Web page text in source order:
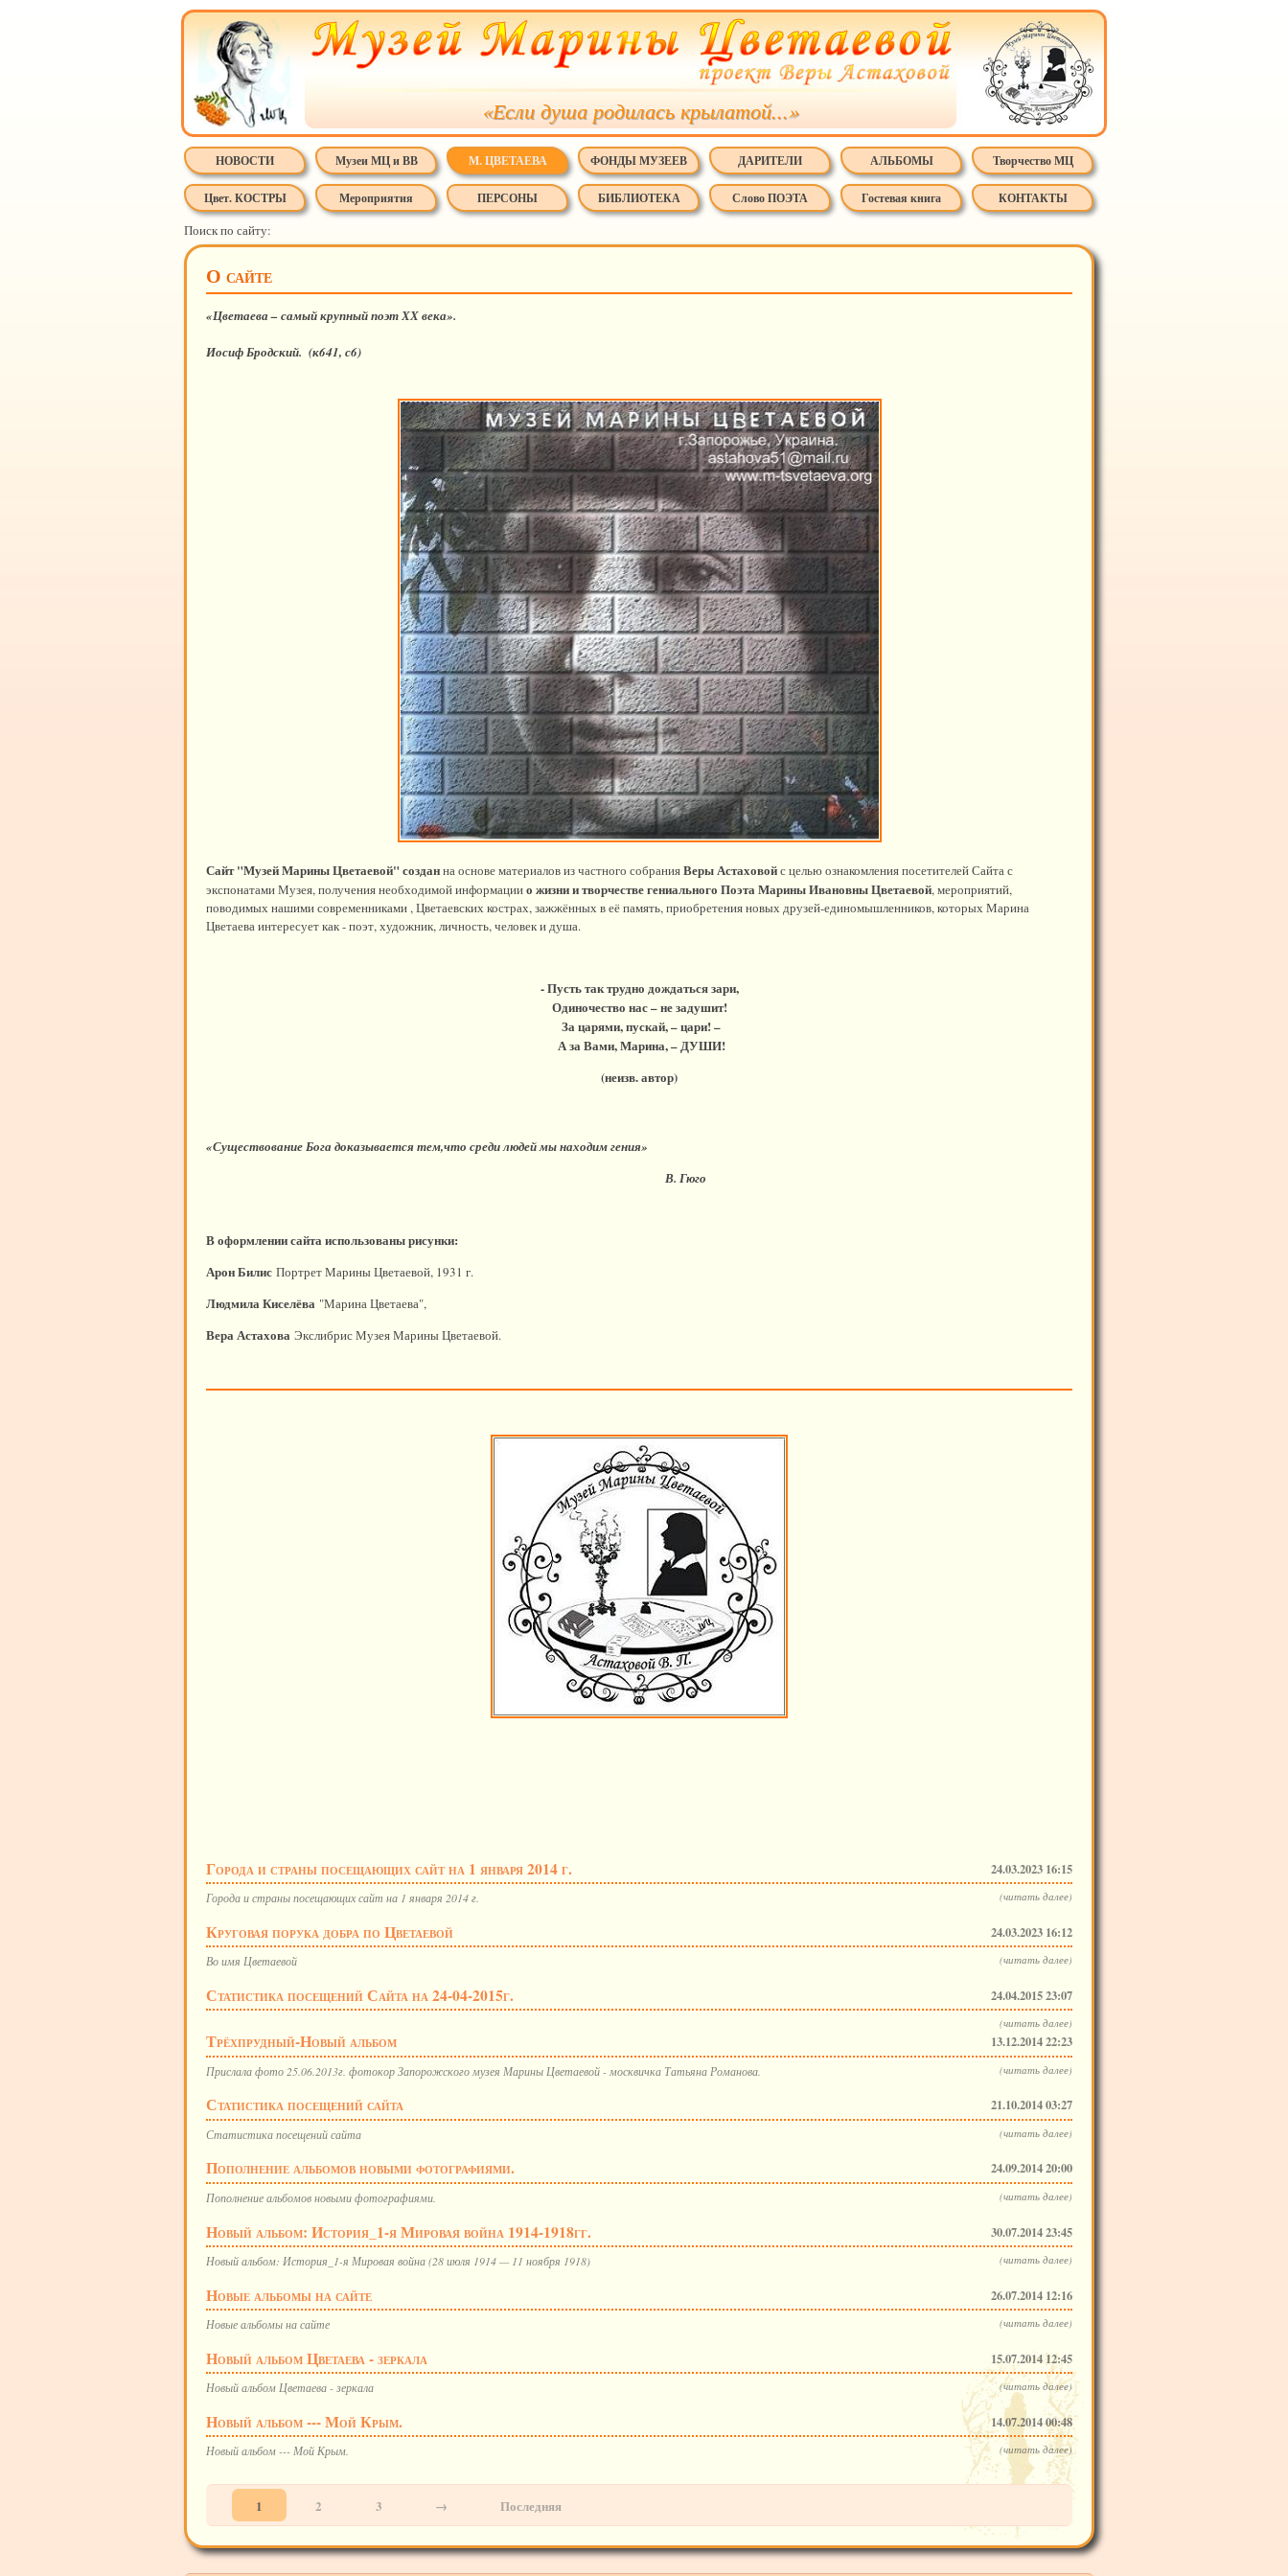
«Если душа родилась крылатой...»
НОВОСТИ Музеи МЦ и ВВ М. ЦВЕТАЕВА ФОНДЫ МУЗЕЕВ ДАРИТЕЛИ АЛЬБОМЫ Творчество МЦ
Цвет. КОСТРЫ Мероприятия ПЕРСОНЫ БИБЛИОТЕКА Слово ПОЭТА Гостевая книга КОНТАКТЫ
Поиск по сайту:
О сайте
«Цветаева – самый крупный поэт ХХ века».
Иосиф Бродский. (к641, с6)
Сайт "Музей Марины Цветаевой" созданна основе материалов из частного собранияВеры Астаховойс целью ознакомления посетителей Сайта с
экспонатами Музея, получения необходимой информациио жизни и творчестве гениального Поэта Марины Ивановны Цветаевой, мероприятий,
поводимых нашими современниками , Цветаевских кострах, зажжённых в её память, приобретения новых друзей-единомышленников, которых Марина
Цветаева интересует как - поэт, художник, личность, человек и душа.
- Пусть так трудно дождаться зари,
Одиночество нас – не задушит!
За царями, пускай, – цари! –
А за Вами, Марина, – ДУШИ!
(неизв. автор)
«Существование Бога доказывается тем,что среди людей мы находим гения»
В. Гюго
В оформлении сайта использованы рисунки:
Арон Билис Портрет Марины Цветаевой, 1931 г.
Людмила Киселёва "Марина Цветаева",
Вера Астахова Экслибрис Музея Марины Цветаевой.
Города и страны посещающих сайт на 1 января 2014 г. 24.03.2023 16:15
Города и страны посещающих сайт на 1 января 2014 г. (читать далее)
Круговая порука добра по Цветаевой 24.03.2023 16:12
Во имя Цветаевой (читать далее)
Статистика посещений Сайта на 24-04-2015г. 24.04.2015 23:07
(читать далее)
Трёхпрудный-Новый альбом 13.12.2014 22:23
Прислала фото 25.06.2013г. фотокор Запорожского музея Марины Цветаевой - москвичка Татьяна Романова. (читать далее)
Статистика посещений сайта 21.10.2014 03:27
Статистика посещений сайта (читать далее)
Пополнение альбомов новыми фотографиями. 24.09.2014 20:00
Пополнение альбомов новыми фотографиями. (читать далее)
Новый альбом: История_1-я Мировая война 1914-1918гг. 30.07.2014 23:45
Новый альбом: История_1-я Мировая война (28 июля 1914 — 11 ноября 1918) (читать далее)
Новые альбомы на сайте 26.07.2014 12:16
Новые альбомы на сайте (читать далее)
Новый альбом Цветаева - зеркала 15.07.2014 12:45
Новый альбом Цветаева - зеркала (читать далее)
Новый альбом --- Мой Крым. 14.07.2014 00:48
Новый альбом --- Мой Крым. (читать далее)
1 2 3 → Последняя